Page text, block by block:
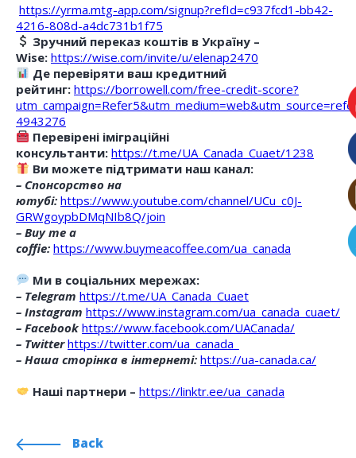
https://yrma.mtg-app.com/signup?refId=c937fcd1-bb42-
4216-808d-a4dc731b1f75
Зручний переказ коштів в Україну –
Wise: https://wise.com/invite/u/elenap2470
Де перевіряти ваш кредитний
рейтинг: https://borrowell.com/free-credit-score?
4943276
Перевірені іміграційні
консультанти: https://t.me/UA_Canada_Cuaet/1238
Ви можете підтримати наш канал:
– Спонсорство на
ютубі: https://www.youtube.com/channel/UCu_c0J-
GRWgoypbDMqNIb8Q/join
– Buy me a
coffie: https://www.buymeacoffee.com/ua_canada
Ми в соціальних мережах:
– Telegram https://t.me/UA_Canada_Cuaet
– Instagram https://www.instagram.com/ua_canada_cuaet/
– Facebook https://www.facebook.com/UACanada/
– Twitterhttps://twitter.com/ua_canada_
– Наша сторінка в інтернеті: https://ua-canada.ca/
Наші партнери – https://linktr.ee/ua_canada
Back